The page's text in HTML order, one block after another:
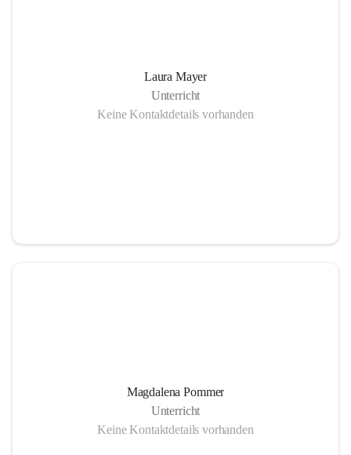
Laura Mayer
Unterricht
Keine Kontaktdetails vorhanden
Magdalena Pommer
Unterricht
Keine Kontaktdetails vorhanden